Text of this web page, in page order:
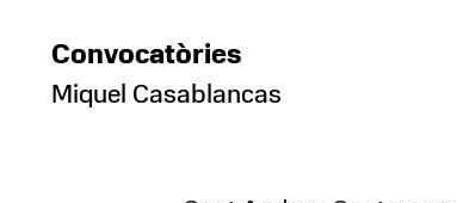
Convocatòries
Miquel Casablancas